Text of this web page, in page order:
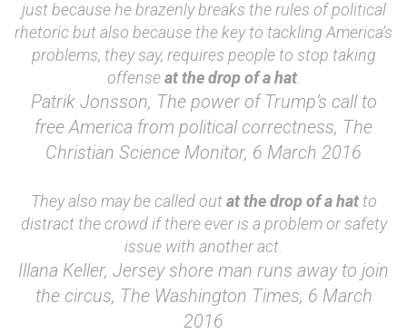
just because he brazenly breaks the rules of political
rhetoric but also because the key to tackling America’s
problems, they say, requires people to stop taking
offenseat the drop of a hat.
Patrik Jonsson, The power of Trump’s call to
free America from political correctness, The
Christian Science Monitor, 6 March 2016
They also may be called outat the drop of a hatto
distract the crowd if there ever is a problem or safety
issue with another act.
Illana Keller, Jersey shore man runs away to join
the circus, The Washington Times, 6 March
2016